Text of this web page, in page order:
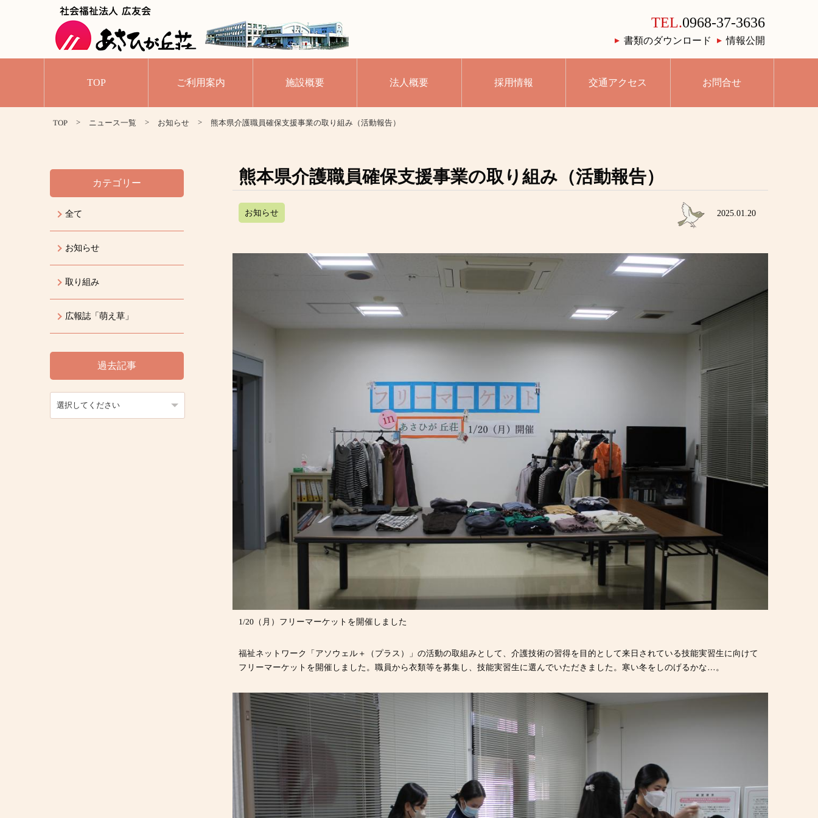
TEL.0968-37-3636
書類のダウンロード 情報公開
TOP ご利用案内 施設概要 法人概要 採用情報 交通アクセス お問合せ
TOP > ニュース一覧 > お知らせ > 熊本県介護職員確保支援事業の取り組み（活動報告）
カテゴリー
全て
お知らせ
取り組み
広報誌「萌え草」
過去記事
熊本県介護職員確保支援事業の取り組み（活動報告）
お知らせ 2025.01.20
1/20（月）フリーマーケットを開催しました
福祉ネットワーク「アソウェル＋（プラス）」の活動の取組みとして、介護技術の習得を目的として来日されている技能実習生に向けて
フリーマーケットを開催しました。職員から衣類等を募集し、技能実習生に選んでいただきました。寒い冬をしのげるかな…。